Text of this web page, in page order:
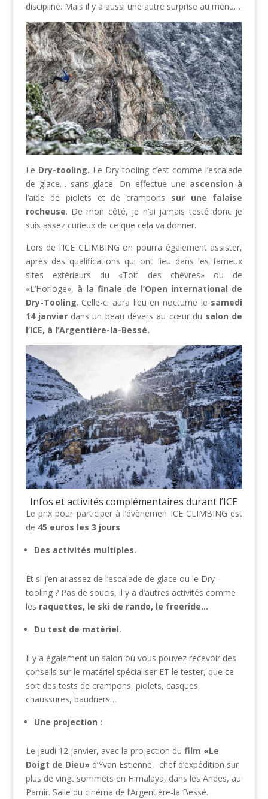
discipline. Mais il y a aussi une autre surprise au menu…
Le Dry-tooling. Le Dry-tooling c’est comme l’escalade
de glace… sans glace. On effectue une ascension à
l’aide de piolets et de crampons sur une falaise
rocheuse. De mon côté, je n’ai jamais testé donc je
suis assez curieux de ce que cela va donner.
Lors de l’ICE CLIMBING on pourra également assister,
après des qualifications qui ont lieu dans les fameux
sites extérieurs du «Toit des chèvres» ou de
«L’Horloge», à la finale de l’Open international de
Dry-Tooling. Celle-ci aura lieu en nocturne le samedi
14 janvierdans un beau dévers au cœur du salon de
l’ICE, à l’Argentière-la-Bessé.
Infos et activités complémentaires durant l’ICE
Le prix pour participer à l’évènemen ICE CLIMBING est
de 45 euros les 3 jours
Des activités multiples.
Et si j’en ai assez de l’escalade de glace ou le Dry-
tooling ? Pas de soucis, il y a d’autres activités comme
les raquettes, le ski de rando, le freeride…
Du test de matériel.
Il y a également un salon où vous pouvez recevoir des
conseils sur le matériel spécialiser ET le tester, que ce
soit des tests de crampons, piolets, casques,
chaussures, baudriers…
Une projection :
Le jeudi 12 janvier, avec la projection du film «Le
Doigt de Dieu»d’Yvan Estienne, chef d’expédition sur
plus de vingt sommets en Himalaya, dans les Andes, au
Pamir. Salle du cinéma de l’Argentière-la Bessé.